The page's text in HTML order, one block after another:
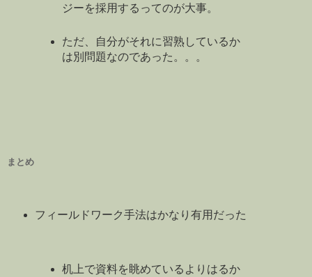
ジーを採用するってのが大事。
ただ、自分がそれに習熟しているか
は別問題なのであった。。。
まとめ
フィールドワーク手法はかなり有用だった
机上で資料を眺めているよりはるか